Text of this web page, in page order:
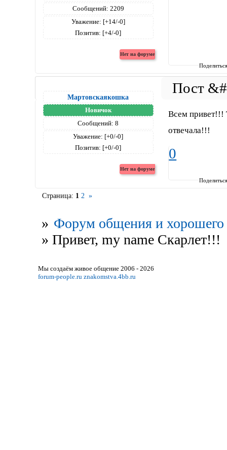
Сообщений: 2209
Уважение: [+14/-0]
Позитив: [+4/-0]
Мартовскаякошка
Новичок
Сообщений: 8
Уважение: [+0/-0]
Позитив: [+0/-0]
Всем привет!!!
отвечала!!!
0
Страница: 1 2 »
» Форум общения и хорошего
» Привет, my name Скарлет!!!
Мы создаём живое общение 2006 - 2026
forum-people.ru znakomstva.4bb.ru